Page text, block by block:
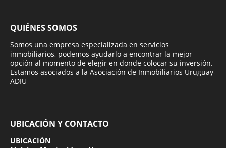
QUIÉNES SOMOS
Somos una empresa especializada en servicios
inmobiliarios, podemos ayudarlo a encontrar la mejor
opción al momento de elegir en donde colocar su inversión.
Estamos asociados a la Asociación de Inmobiliarios Uruguay-
ADIU
UBICACIÓN Y CONTACTO
UBICACIÓN